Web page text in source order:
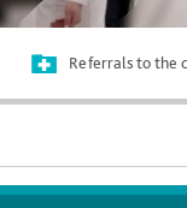
Referrals to the